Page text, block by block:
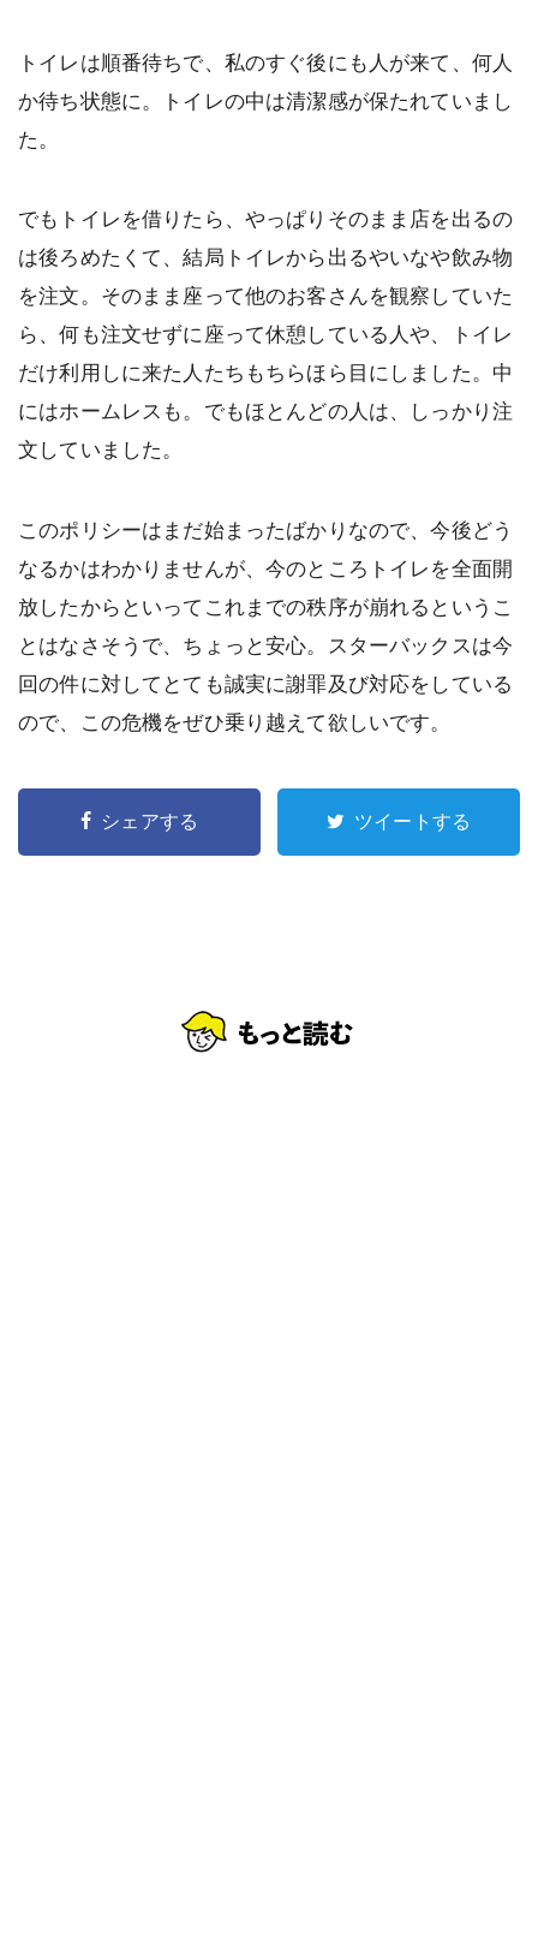
トイレは順番待ちで、私のすぐ後にも人が来て、何人
か待ち状態に。トイレの中は清潔感が保たれていまし
た。
でもトイレを借りたら、やっぱりそのまま店を出るの
は後ろめたくて、結局トイレから出るやいなや飲み物
を注文。そのまま座って他のお客さんを観察していた
ら、何も注文せずに座って休憩している人や、トイレ
だけ利用しに来た人たちもちらほら目にしました。中
にはホームレスも。でもほとんどの人は、しっかり注
文していました。
このポリシーはまだ始まったばかりなので、今後どう
なるかはわかりませんが、今のところトイレを全面開
放したからといってこれまでの秩序が崩れるというこ
とはなさそうで、ちょっと安心。スターバックスは今
回の件に対してとても誠実に謝罪及び対応をしている
ので、この危機をぜひ乗り越えて欲しいです。
シェアする ツイートする